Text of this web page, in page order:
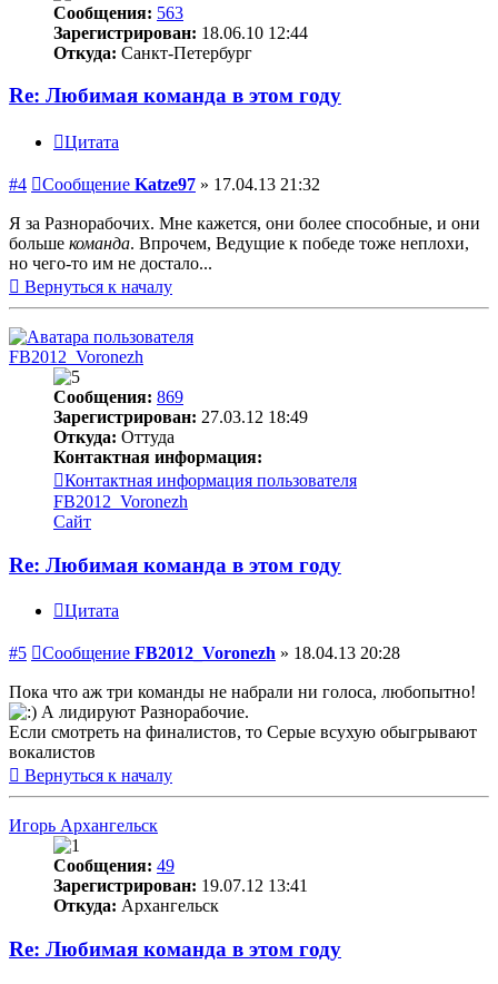
Сообщения: 563
Зарегистрирован: 18.06.10 12:44
Откуда: Санкт-Петербург
Re: Любимая команда в этом году
Цитата
#4 Сообщение Katze97 » 17.04.13 21:32
Я за Разнорабочих. Мне кажется, они более способные, и они
больше команда. Впрочем, Ведущие к победе тоже неплохи,
но чего-то им не достало...
Вернуться к началу
FB2012_Voronezh
Сообщения: 869
Зарегистрирован: 27.03.12 18:49
Откуда: Оттуда
Контактная информация:
Контактная информация пользователя
FB2012_Voronezh
Сайт
Re: Любимая команда в этом году
Цитата
#5 Сообщение FB2012_Voronezh » 18.04.13 20:28
Пока что аж три команды не набрали ни голоса, любопытно!
А лидируют Разнорабочие.
Если смотреть на финалистов, то Серые всухую обыгрывают
вокалистов
Вернуться к началу
Игорь Архангельск
Сообщения: 49
Зарегистрирован: 19.07.12 13:41
Откуда: Архангельск
Re: Любимая команда в этом году